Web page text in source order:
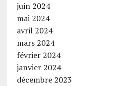
juin 2024
mai 2024
avril 2024
mars 2024
février 2024
janvier 2024
décembre 2023